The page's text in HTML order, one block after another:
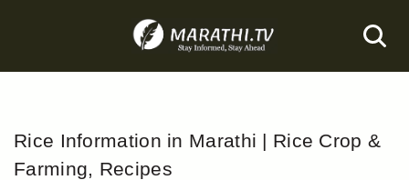
to
Rice Information in Marathi | Rice Crop &
Farming, Recipes